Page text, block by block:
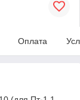
Оплата